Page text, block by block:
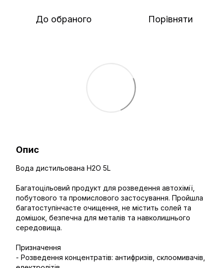
До обраного Порівняти
Опис
Вода дистильована H2O 5L
Багатоцільовий продукт для розведення автохімії,
побутового та промислового застосування. Пройшла
багатоступінчасте очищення, не містить солей та
домішок, безпечна для металів та навколишнього
середовища.
Призначення
- Розведення концентратів: антифризів, склоомивачів,